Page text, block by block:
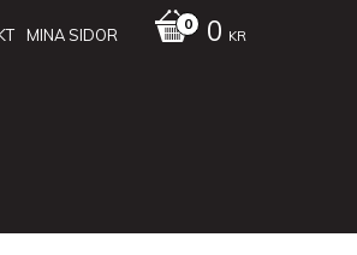
MINA SIDOR 0 KR